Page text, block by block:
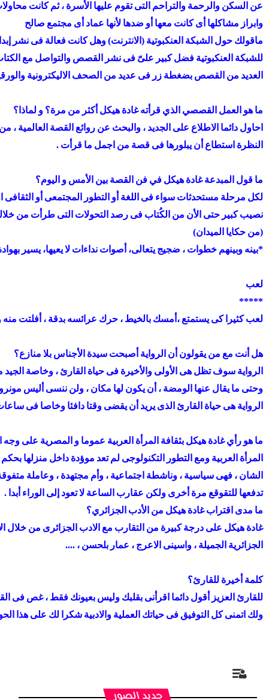
عن السكن والرحمة والتراحم التى تقوم عليها الأسرة ، ثم كانت
وابراز مشاكلها أى كانت معها أو ضدها لأنها عماد أى مجتمع صالح
ماقولك حول الشبكة العنكبوتية (الانترنت) وهل كانت فعالة فى نشر
للشبكة العنكبوتية فضل كبير علىّ فى نشر القصص والتواصل مع الكتاب
العديد من القصص بضغطة زر فى عديد من الصحف الاليكترونية
ما هو العمل القصصي الذي قرأته غادة هيكل أكثر من مرة؟ و لماذا؟
احاول دائما الاطلاع على الجديد ، والبحث عن روائع القصة
النظرة استطاع أن يبلورها فى قصة من اجمل ما قرأت .
ما قول المبدعة غادة هيكل في فن القصة بين الأمس و اليوم؟
لكل مرحلة مستحدثات سواء فى اللغة أو التطور المجتمعى أو الثقافى
نصيب كبير حتى الأن من الكُتاب فى رصد التحولات التى طرأت من
(من حكايا الميدان)
*بينه وبينهم خطوات ، ضجيج يتعالى، أصوات نداءات لا يعيها، يسير
لعب
*****
لعب كثيرا كى يستمتع ،أمسك بالخيط ، حرك عرائسه بدقة ، أفلتت
هل أنت مع من يقولون أن الرواية أصبحت سيدة الأجناس بلا منازع؟
الرواية سوف تظل هى الأولى والأخيرة فى حياة القارئ ، وخاصة
وحتى ما يقال عنها الومضة ، أن يكون لها مكان ، ولن ننسى أليس
الرواية هى حياة القارئ الذى يريد أن يقضى وقتا دافئا وخاصا فى
ما هو رأي غادة هيكل بثقافة المرأة العربية عموما و المصرية على وجه
المرأة العربية ومع التطور التكنولوجى لم تعد موؤدة داخل منزلها
الشان ، فهى سياسية ، وناشطة اجتماعية ، وأم مجتهدة ، وعاملة
تدفعها للتقوقع مرة أخرى ولكن عقارب الساعة لا تعود إلى الوراء أبدا .
ما مدى اقتراب غادة هيكل من الأدب الجزائري؟
غادة هيكل على درجة كبيرة من التقارب مع الادب الجزائرى من خلال
الجزائرية الجميلة ، واسينى الاعرج ، عمار بلحسن ، ....
كلمة أخيرة للقارئ؟
للقارئ العزيز أقول دائما اقرأنى بقلبك وليس بعيونك فقط ، غص فى
ولك اتمنى كل التوفيق فى حياتك العملية والادبية شكرا لك على هذا
جديد الصور